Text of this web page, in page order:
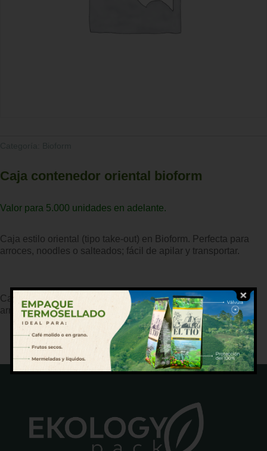
Caja contenedor oriental bioform
Valor para 5.000 unidades en adelante.
Caja estilo oriental (tipo take-out) en Bioform. Perfecta para
arroces, noodles o salteados; fácil de apilar y transportar.
Caja estilo oriental (tipo take-out) en Bioform. Perfecta para
arroces, noodles o salteados; fácil de apilar y transportar.